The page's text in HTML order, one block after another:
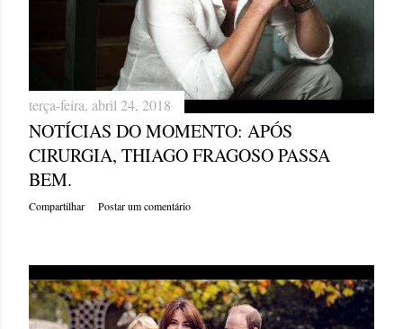
terça-feira, abril 24, 2018
NOTÍCIAS DO MOMENTO: APÓS
CIRURGIA, THIAGO FRAGOSO PASSA
BEM.
Compartilhar Postar um comentário